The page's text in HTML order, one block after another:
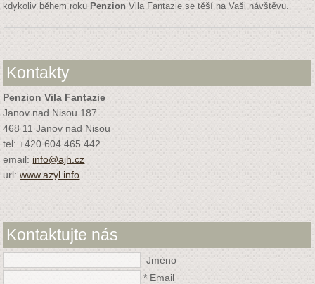
kdykoliv během roku Penzion Vila Fantazie se těší na Vaši návštěvu.
Kontakty
Penzion Vila Fantazie
Janov nad Nisou 187
468 11 Janov nad Nisou
tel: +420 604 465 442
email: info@ajh.cz
url:www.azyl.info
Kontaktujte nás
Jméno
* Email